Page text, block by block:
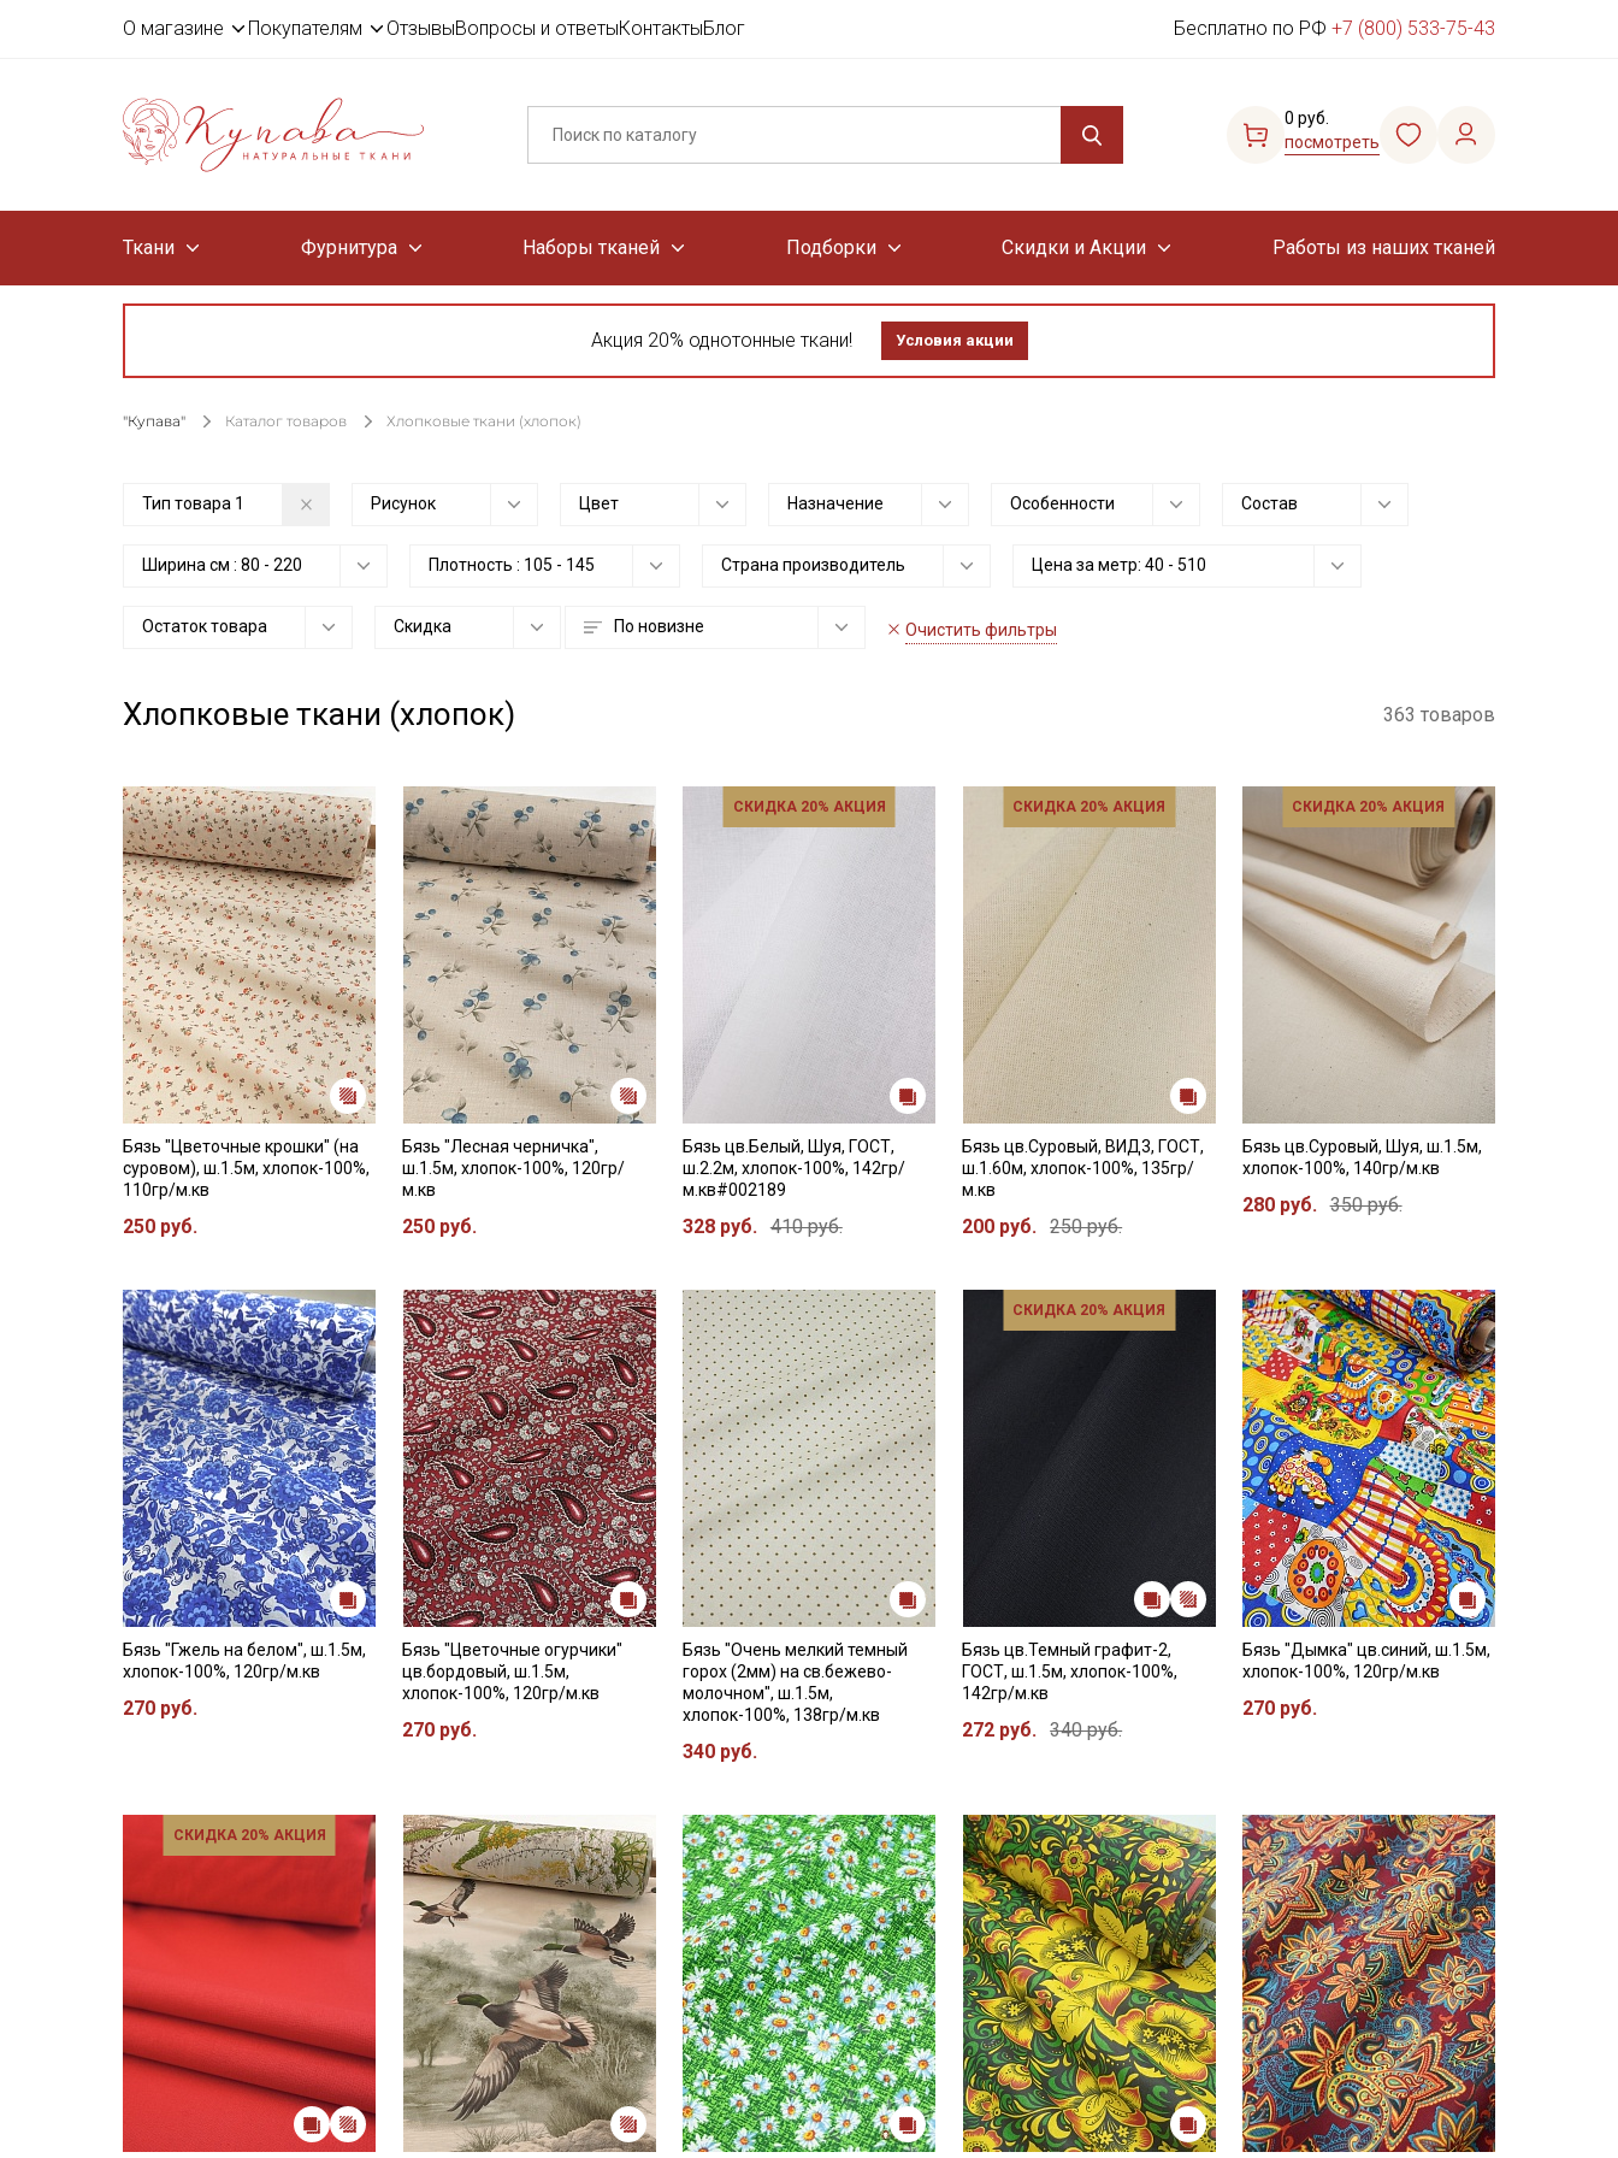
О магазине Покупателям ОтзывыВопросы и ответыКонтактыБлог Бесплатно по РФ +7 (800) 533-75-43
0 руб.
посмотреть
Ткани Фурнитура Наборы тканей Подборки Скидки и Акции Работы из наших тканей
Акция 20% однотонные ткани! Условия акции
"Купава" Каталог товаров Хлопковые ткани (хлопок)
Тип товара 1 Рисунок Цвет Назначение Особенности Состав
Ширина см : 80 - 220 Плотность : 105 - 145 Страна производитель Цена за метр: 40 - 510
Остаток товара Скидка По новизне Очистить фильтры
Хлопковые ткани (хлопок) 363 товаров
Бязь "Цветочные крошки" (на
суровом), ш.1.5м, хлопок-100%,
110гр/м.кв
250 руб.
Бязь "Лесная черничка",
ш.1.5м, хлопок-100%, 120гр/
м.кв
250 руб.
СКИДКА 20% АКЦИЯ
Бязь цв.Белый, Шуя, ГОСТ,
ш.2.2м, хлопок-100%, 142гр/
м.кв#002189
328 руб. 410 руб.
СКИДКА 20% АКЦИЯ
Бязь цв.Суровый, ВИД3, ГОСТ,
ш.1.60м, хлопок-100%, 135гр/
м.кв
200 руб. 250 руб.
СКИДКА 20% АКЦИЯ
Бязь цв.Суровый, Шуя, ш.1.5м,
хлопок-100%, 140гр/м.кв
280 руб. 350 руб.
Бязь "Гжель на белом", ш.1.5м,
хлопок-100%, 120гр/м.кв
270 руб.
Бязь "Цветочные огурчики"
цв.бордовый, ш.1.5м,
хлопок-100%, 120гр/м.кв
270 руб.
Бязь "Очень мелкий темный
горох (2мм) на св.бежево-
молочном", ш.1.5м,
хлопок-100%, 138гр/м.кв
340 руб.
СКИДКА 20% АКЦИЯ
Бязь цв.Темный графит-2,
ГОСТ, ш.1.5м, хлопок-100%,
142гр/м.кв
272 руб. 340 руб.
Бязь "Дымка" цв.синий, ш.1.5м,
хлопок-100%, 120гр/м.кв
270 руб.
СКИДКА 20% АКЦИЯ